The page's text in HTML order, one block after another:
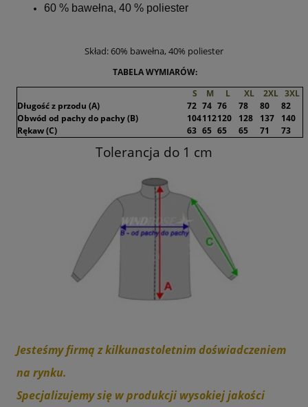
60 % bawełna, 40 % poliester
Skład: 60% bawełna, 40% poliester
TABELA WYMIARÓW:
S
M L XL 2XL 3XL
Długość z przodu (A)
72 74 76 78 80
82
Obwód od pachy do pachy (B)
104112120 128 137
140
Rękaw (C)
63 65 65 65 71 73
Tolerancja do 1 cm
Jesteśmy firmą z kilkunastoletnim doświadczeniem
na rynku.
Specjalizujemy się w produkcji wysokiej jakości